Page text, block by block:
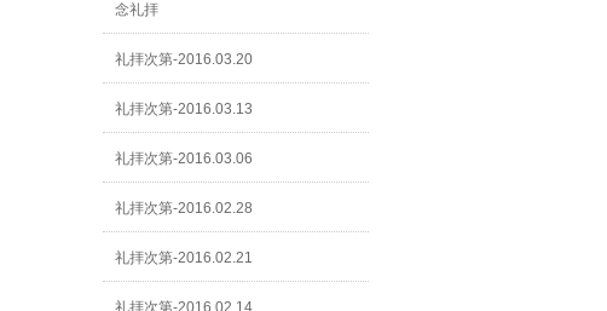
念礼拝
礼拝次第-2016.03.20
礼拝次第-2016.03.13
礼拝次第-2016.03.06
礼拝次第-2016.02.28
礼拝次第-2016.02.21
礼拝次第-2016.02.14